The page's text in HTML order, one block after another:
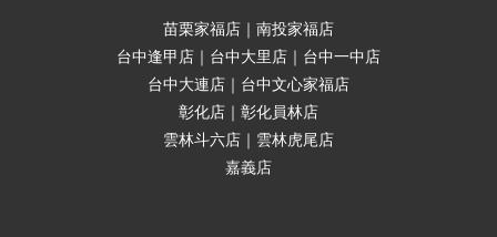
苗栗家福店｜南投家福店
台中逢甲店｜台中大里店｜台中一中店
台中大連店｜台中文心家福店
彰化店｜彰化員林店
雲林斗六店｜雲林虎尾店
嘉義店